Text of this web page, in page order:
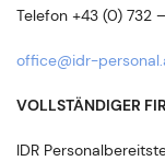
Telefon +43 (0) 732
office@idr-
VOLLSTÄNDIGER
IDR